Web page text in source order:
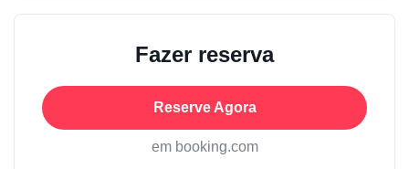
Fazer reserva
Reserve Agora
em booking.com